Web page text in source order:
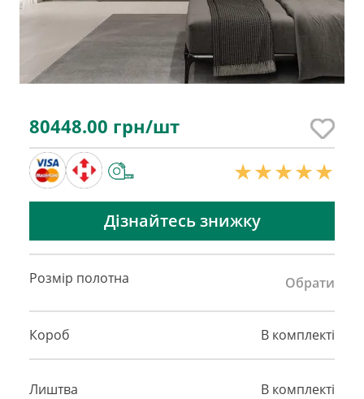
80448.00 грн/шт
Дізнайтесь знижку
Розмір полотна Обрати
Короб В комплекті
Лиштва В комплекті